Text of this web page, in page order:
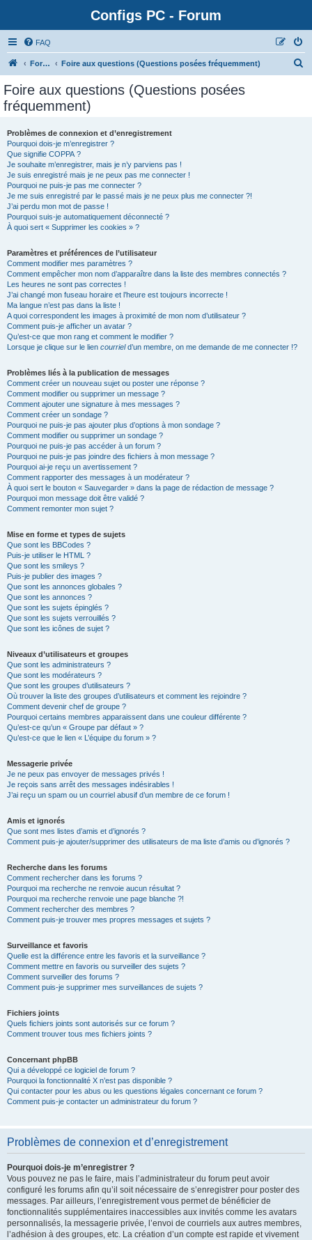
Configs PC - Forum
FAQ
Forum Foire aux questions (Questions posées fréquemment)
Foire aux questions (Questions posées
fréquemment)
Problèmes de connexion et d’enregistrement
Pourquoi dois-je m’enregistrer ?
Que signifie COPPA ?
Je souhaite m’enregistrer, mais je n’y parviens pas !
Je suis enregistré mais je ne peux pas me connecter !
Pourquoi ne puis-je pas me connecter ?
Je me suis enregistré par le passé mais je ne peux plus me connecter ?!
J’ai perdu mon mot de passe !
Pourquoi suis-je automatiquement déconnecté ?
À quoi sert « Supprimer les cookies » ?
Paramètres et préférences de l’utilisateur
Comment modifier mes paramètres ?
Comment empêcher mon nom d’apparaître dans la liste des membres connectés ?
Les heures ne sont pas correctes !
J’ai changé mon fuseau horaire et l’heure est toujours incorrecte !
Ma langue n’est pas dans la liste !
A quoi correspondent les images à proximité de mon nom d’utilisateur ?
Comment puis-je afficher un avatar ?
Qu’est-ce que mon rang et comment le modifier ?
Lorsque je clique sur le lien courrield’un membre, on me demande de me connecter !?
Problèmes liés à la publication de messages
Comment créer un nouveau sujet ou poster une réponse ?
Comment modifier ou supprimer un message ?
Comment ajouter une signature à mes messages ?
Comment créer un sondage ?
Pourquoi ne puis-je pas ajouter plus d’options à mon sondage ?
Comment modifier ou supprimer un sondage ?
Pourquoi ne puis-je pas accéder à un forum ?
Pourquoi ne puis-je pas joindre des fichiers à mon message ?
Pourquoi ai-je reçu un avertissement ?
Comment rapporter des messages à un modérateur ?
À quoi sert le bouton « Sauvegarder » dans la page de rédaction de message ?
Pourquoi mon message doit être validé ?
Comment remonter mon sujet ?
Mise en forme et types de sujets
Que sont les BBCodes ?
Puis-je utiliser le HTML ?
Que sont les smileys ?
Puis-je publier des images ?
Que sont les annonces globales ?
Que sont les annonces ?
Que sont les sujets épinglés ?
Que sont les sujets verrouillés ?
Que sont les icônes de sujet ?
Niveaux d’utilisateurs et groupes
Que sont les administrateurs ?
Que sont les modérateurs ?
Que sont les groupes d’utilisateurs ?
Où trouver la liste des groupes d’utilisateurs et comment les rejoindre ?
Comment devenir chef de groupe ?
Pourquoi certains membres apparaissent dans une couleur différente ?
Qu’est-ce qu’un « Groupe par défaut » ?
Qu’est-ce que le lien « L’équipe du forum » ?
Messagerie privée
Je ne peux pas envoyer de messages privés !
Je reçois sans arrêt des messages indésirables !
J’ai reçu un spam ou un courriel abusif d’un membre de ce forum !
Amis et ignorés
Que sont mes listes d’amis et d’ignorés ?
Comment puis-je ajouter/supprimer des utilisateurs de ma liste d’amis ou d’ignorés ?
Recherche dans les forums
Comment rechercher dans les forums ?
Pourquoi ma recherche ne renvoie aucun résultat ?
Pourquoi ma recherche renvoie une page blanche ?!
Comment rechercher des membres ?
Comment puis-je trouver mes propres messages et sujets ?
Surveillance et favoris
Quelle est la différence entre les favoris et la surveillance ?
Comment mettre en favoris ou surveiller des sujets ?
Comment surveiller des forums ?
Comment puis-je supprimer mes surveillances de sujets ?
Fichiers joints
Quels fichiers joints sont autorisés sur ce forum ?
Comment trouver tous mes fichiers joints ?
Concernant phpBB
Qui a développé ce logiciel de forum ?
Pourquoi la fonctionnalité X n’est pas disponible ?
Qui contacter pour les abus ou les questions légales concernant ce forum ?
Comment puis-je contacter un administrateur du forum ?
Problèmes de connexion et d’enregistrement
Pourquoi dois-je m’enregistrer ?
Vous pouvez ne pas le faire, mais l’administrateur du forum peut avoir
configuré les forums afin qu’il soit nécessaire de s’enregistrer pour poster des
messages. Par ailleurs, l’enregistrement vous permet de bénéficier de
fonctionnalités supplémentaires inaccessibles aux invités comme les avatars
personnalisés, la messagerie privée, l’envoi de courriels aux autres membres,
l’adhésion à des groupes, etc. La création d’un compte est rapide et vivement